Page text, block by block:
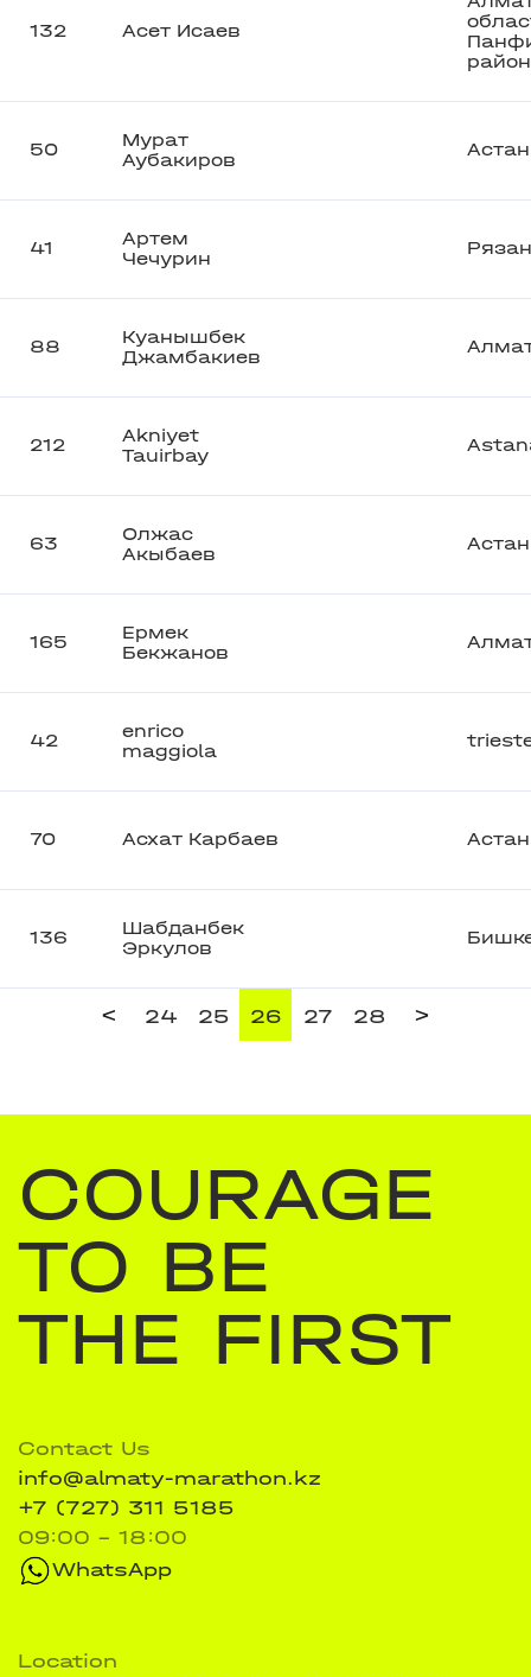
132 Асет Исаев
50
Мурат
Аубакиров
41
Артем
Чечурин
88
Куанышбек
Джамбакиев
212
Akniyet
Tauirbay
63
Олжас
Акыбаев
165
Ермек
Бекжанов
42
enrico
maggiola
70 Асхат Карбаев
136
Шабданбек
Эркулов
< 24 25 26 27 28 >
COURAGE
TO BE
THE FIRST
Contact Us
info@almaty-marathon.kz
+7 (727) 311 5185
09:00 - 18:00
WhatsApp
Location